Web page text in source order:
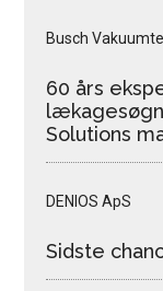
Busch
60 års
Solutions
DENIOS ApS
Sidste